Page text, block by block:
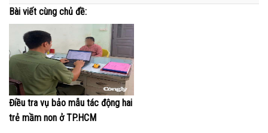
Bài viết cùng chủ đề:
Điều tra vụ bảo mẫu tác động hai
trẻ mầm non ở TP.HCM